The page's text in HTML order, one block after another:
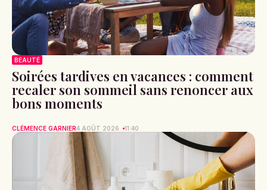
BEAUTÉ
Soirées tardives en vacances : comment
recaler son sommeil sans renoncer aux
bons moments
CLÉMENCE GARNIER4 AOÛT 2026 11:40